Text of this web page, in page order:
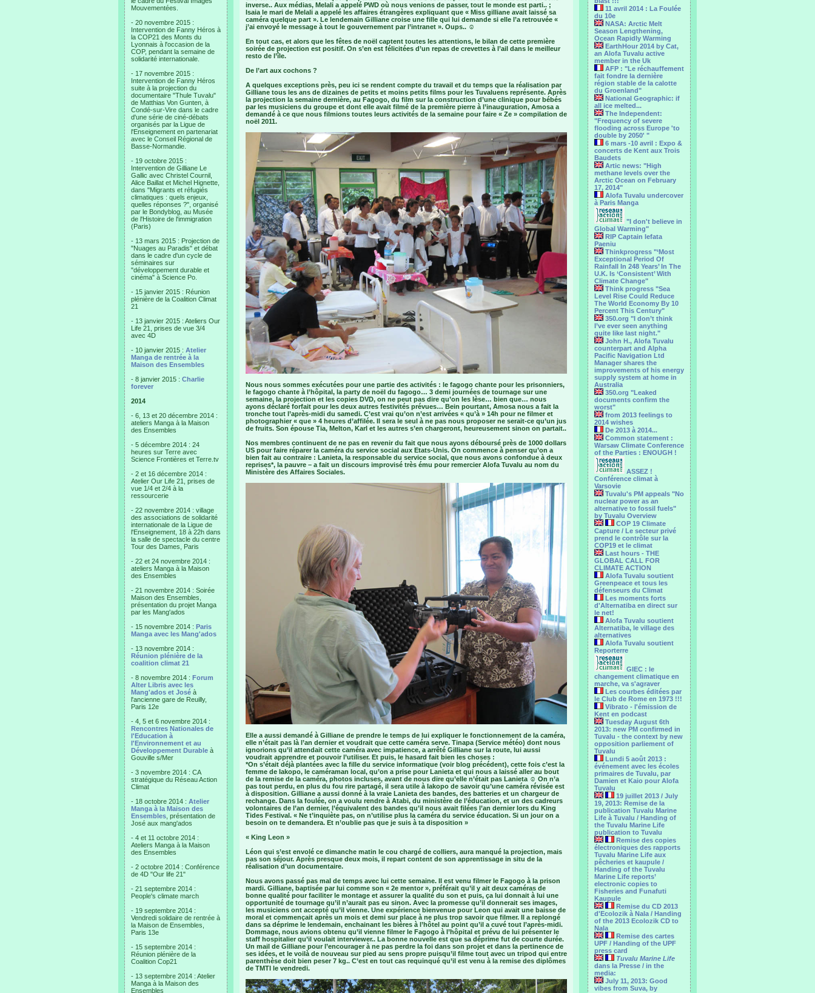
Mouvementées.
- 20 novembre 2015 :
Intervention de Fanny Héros à
la COP21 des Monts du
Lyonnais à l'occasion de la
COP, pendant la semaine de
solidarité internationale.
- 17 novembre 2015 :
Intervention de Fanny Héros
suite à la projection du
documentaire "Thule Tuvalu"
de Matthias Von Gunten, à
Condé-sur-Vire dans le cadre
d'une série de ciné-débats
organisés par la Ligue de
l'Enseignement en partenariat
avec le Conseil Régional de
Basse-Normandie.
- 19 octobre 2015 :
Intervention de Gilliane Le
Gallic avec Christel Cournil,
Alice Baillat et Michel Hignette,
dans "Migrants et réfugiés
climatiques : quels enjeux,
quelles réponses ?", organisé
par le Bondyblog, au Musée
de l'Histoire de l'immigration
(Paris)
- 13 mars 2015 : Projection de
"Nuages au Paradis" et débat
dans le cadre d'un cycle de
séminaires sur
"développement durable et
cinéma" à Science Po.
- 15 janvier 2015 : Réunion
plénière de la Coalition Climat
21
- 13 janvier 2015 : Ateliers Our
Life 21, prises de vue 3/4
avec 4D
- 10 janvier 2015 : Atelier
Manga de rentrée à la
Maison des Ensembles
- 8 janvier 2015 : Charlie
forever
2014
- 6, 13 et 20 décembre 2014 :
ateliers Manga à la Maison
des Ensembles
- 5 décembre 2014 : 24
heures sur Terre avec
Science Frontières et Terre.tv
- 2 et 16 décembre 2014 :
Atelier Our Life 21, prises de
vue 1/4 et 2/4 à la
ressourcerie
- 22 novembre 2014 : village
des associations de solidarité
internationale de la Ligue de
l'Enseignement, 18 à 22h dans
la salle de spectacle du centre
Tour des Dames, Paris
- 22 et 24 novembre 2014 :
ateliers Manga à la Maison
des Ensembles
- 21 novembre 2014 : Soirée
Maison des Ensembles,
présentation du projet Manga
par les Mang'ados
- 15 novembre 2014 : Paris
Manga avec les Mang'ados
- 13 novembre 2014 :
Réunion plénière de la
coalition climat 21
- 8 novembre 2014 : Forum
Alter Libris avec les
Mang'ados et José à
l'ancienne gare de Reuilly,
Paris 12e
- 4, 5 et 6 novembre 2014 :
Rencontres Nationales de
l'Education à
l'Environnement et au
Développement Durable à
Gouville s/Mer
- 3 novembre 2014 : CA
stratégique du Réseau Action
Climat
- 18 octobre 2014 : Atelier
Manga à la Maison des
Ensembles , présentation de
José aux mang'ados
- 4 et 11 octobre 2014 :
Ateliers Manga à la Maison
des Ensembles
- 2 octobre 2014 : Conférence
de 4D "Our life 21"
- 21 septembre 2014 :
People's climate march
- 19 septembre 2014 :
Vendredi solidaire de rentrée à
la Maison de Ensembles,
Paris 13e
- 15 septembre 2014 :
Réunion plénière de la
Coalition Cop21
- 13 septembre 2014 : Atelier
Manga à la Maison des
Ensembles
11 avril 2014 : La Foulée
du 10e
NASA: Arctic Melt
Season Lengthening,
Ocean Rapidly Warming
EarthHour 2014 by Cat,
an Alofa Tuvalu active
member in the Uk
AFP : "Le réchauffement
fait fondre la dernière
région stable de la calotte
du Groenland"
National Geographic: if
all ice melted...
The Independent:
"Frequency of severe
flooding across Europe 'to
double by 2050' "
6 mars -10 avril : Expo &
concerts de Kent aux Trois
Baudets
Artic news: "High
methane levels over the
Arctic Ocean on February
17, 2014"
Alofa Tuvalu undercover
à Paris Manga
"I don't believe in
Global Warming"
RIP Captain Iefata
Paeniu
Thinkprogress "‘Most
Exceptional Period Of
Rainfall In 248 Years’ In The
U.K. Is ‘Consistent’ With
Climate Change"
Think progress "Sea
Level Rise Could Reduce
The World Economy By 10
Percent This Century"
350.org "I don’t think
I’ve ever seen anything
quite like last night."
John H., Alofa Tuvalu
counterpart and Alpha
Pacific Navigation Ltd
Manager shares the
improvements of his energy
supply system at home in
Australia
350.org "Leaked
documents confirm the
worst"
from 2013 feelings to
2014 wishes
De 2013 à 2014...
Common statement :
Warsaw Climate Conference
of the Parties : ENOUGH !
ASSEZ !
Conférence climat à
Varsovie
Tuvalu's PM appeals "No
nuclear power as an
alternative to fossil fuels"
by Tuvalu Overview
COP 19 Climate
Capture / Le secteur privé
prend le contrôle sur la
COP19 et le climat
Last hours - THE
GLOBAL CALL FOR
CLIMATE ACTION
Alofa Tuvalu soutient
Greenpeace et tous les
défenseurs du Climat
Les moments forts
d'Alternatiba en direct sur
le net!
Alofa Tuvalu soutient
Alternatiba, le village des
alternatives
Alofa Tuvalu soutient
Reporterre
GIEC : le
changement climatique en
marche, va s'agraver
Les courbes éditées par
le Club de Rome en 1973 !!!
Vibrato - l'émission de
Kent en podcast
Tuesday August 6th
2013: new PM confirmed in
Tuvalu - the context by new
opposition parliement of
Tuvalu
Lundi 5 août 2013 :
événement avec les écoles
primaires de Tuvalu, par
Damien et Kaio pour Alofa
Tuvalu
19 juillet 2013 / July
19, 2013: Remise de la
publication Tuvalu Marine
Life à Tuvalu / Handing of
the Tuvalu Marine Life
publication to Tuvalu
Remise des copies
électroniques des rapports
Tuvalu Marine Life aux
pêcheries et kaupule /
Handing of the Tuvalu
Marine Life reports’
electronic copies to
Fisheries and Funafuti
Kaupule
Remise du CD 2013
d'Ecolozik à Nala / Handing
of the 2013 Ecolozik CD to
Nala
Remise des cartes
UPF / Handing of the UPF
press card
Tuvalu Marine Life
dans la Presse / in the
media:
July 11, 2013: Good
vibes from Suva, by
inverse.. Aux médias, Melali a appelé PWD où nous venions de passer, tout le monde est parti.. ;
Isaia le mari de Melali a appelé les affaires étrangères expliquant que « Miss gilliane avait laissé sa
caméra quelque part ». Le lendemain Gilliane croise une fille qui lui demande si elle l’a retrouvée «
j’ai envoyé le message à tout le gouvernement par l’intranet ». Oups.. ☺
En tout cas, et alors que les fêtes de noël captent toutes les attentions, le bilan de cette première
soirée de projection est positif. On s’en est félicitées d’un repas de crevettes à l’ail dans le meilleur
resto de l’île.
De l’art aux cochons ?
A quelques exceptions près, peu ici se rendent compte du travail et du temps que la réalisation par
Gilliane tous les ans de dizaines de petits et moins petits films pour les Tuvaluens représente. Après
la projection la semaine dernière, au Fagogo, du film sur la construction d’une clinique pour bébés
par les musiciens du groupe et dont elle avait filmé de la première pierre à l’inauguration, Amosa a
demandé à ce que nous filmions toutes leurs activités de la semaine pour faire « Ze » compilation de
noël 2011.
Nous nous sommes exécutées pour une partie des activités : le fagogo chante pour les prisonniers,
le fagogo chante à l’hôpital, la party de noël du fagogo… 3 demi journées de tournage sur une
semaine, la projection et les copies DVD, on ne peut pas dire qu’on les lèse… bien que… nous
ayons déclaré forfait pour les deux autres festivités prévues… Bein pourtant, Amosa nous a fait la
tronche tout l’après-midi du samedi. C’est vrai qu’on n’est arrivées « qu’à » 14h pour ne filmer et
photographier « que » 4 heures d’affilée. Il sera le seul à ne pas nous proposer ne serait-ce qu’un jus
de fruits. Son épouse Tia, Melton, Karl et les autres s’en chargeront, heureusement sinon on partait..
Nos membres continuent de ne pas en revenir du fait que nous ayons déboursé près de 1000 dollars
US pour faire réparer la caméra du service social aux Etats-Unis. On commence à penser qu’on a
bien fait au contraire : Lanieta, la responsable du service social, que nous avons confondue à deux
reprises*, la pauvre – a fait un discours improvisé très ému pour remercier Alofa Tuvalu au nom du
Ministère des Affaires Sociales.
Elle a aussi demandé à Gilliane de prendre le temps de lui expliquer le fonctionnement de la caméra,
elle n’était pas là l’an dernier et voudrait que cette caméra serve. Tinapa (Service météo) dont nous
ignorions qu’il attendait cette caméra avec impatience, a arrêté Gilliane sur la route, lui aussi
voudrait apprendre et pouvoir l’utiliser. Et puis, le hasard fait bien les choses :
*On s’était déjà plantées avec la fille du service informatique (voir blog précédent), cette fois c’est la
femme de Iakopo, le caméraman local, qu’on a prise pour Lanieta et qui nous a laissé aller au bout
de la remise de la caméra, photos incluses, avant de nous dire qu’elle n’était pas Lanieta ☺ On n’a
pas tout perdu, en plus du fou rire partagé, il sera utile à Iakopo de savoir qu’une caméra révisée est
à disposition. Gilliane a aussi donné à la vraie Lanieta des bandes, des batteries et un chargeur de
rechange. Dans la foulée, on a voulu rendre à Atabi, du ministère de l’éducation, et un des cadreurs
volontaires de l’an dernier, l’équivalent des bandes qu’il nous avait filées l’an dernier lors du King
Tides Festival. « Ne t’inquiète pas, on n’utilise plus la caméra du service éducation. Si un jour on a
besoin on te demandera. Et n’oublie pas que je suis à ta disposition »
« King Leon »
Léon qui s’est envolé ce dimanche matin le cou chargé de colliers, aura manqué la projection, mais
pas son séjour. Après presque deux mois, il repart content de son apprentissage in situ de la
réalisation d’un documentaire.
Nous avons passé pas mal de temps avec lui cette semaine. Il est venu filmer le Fagogo à la prison
mardi. Gilliane, baptisée par lui comme son « 2e mentor », préférait qu’il y ait deux caméras de
bonne qualité pour faciliter le montage et assurer la qualité du son et puis, ça lui donnait à lui une
opportunité de tournage qu’il n’aurait pas eu sinon. Avec la promesse qu’il donnerait ses images,
les musiciens ont accepté qu’il vienne. Une expérience bienvenue pour Leon qui avait une baisse de
moral et commençait après un mois et demi sur place à ne plus trop savoir que filmer. Il a replongé
dans sa déprime le lendemain, enchainant les bières à l’hôtel au point qu’il a cuvé tout l’après-midi.
Dommage, nous avions obtenu qu’il vienne filmer le Fagogo à l’hôpital et prévu de lui présenter le
staff hospitalier qu’il voulait interviewer.. La bonne nouvelle est que sa déprime fut de courte durée.
Un mail de Gilliane pour l’encourager à ne pas perdre la foi dans son projet et dans la pertinence de
ses idées, et le voilà de nouveau sur pied au sens propre puisqu’il filme tout avec un tripod qui entre
parenthèse doit bien peser 7 kg.. C’est en tout cas requinqué qu’il est venu à la remise des diplômes
de TMTI le vendredi.